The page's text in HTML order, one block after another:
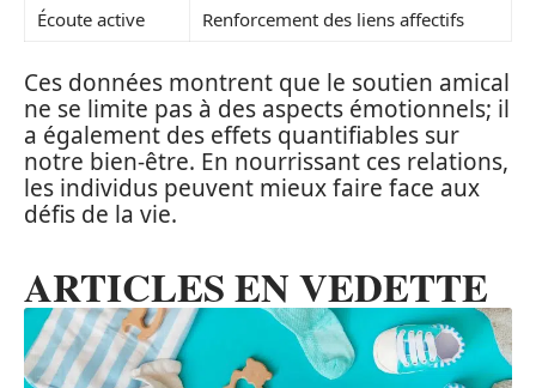
Écoute active Renforcement des liens affectifs
Ces données montrent que le soutien amical
ne se limite pas à des aspects émotionnels; il
a également des effets quantifiables sur
notre bien-être. En nourrissant ces relations,
les individus peuvent mieux faire face aux
défis de la vie.
ARTICLES EN VEDETTE